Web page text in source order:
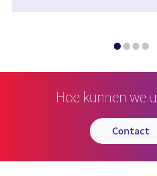
Hoe kunnen we
contact